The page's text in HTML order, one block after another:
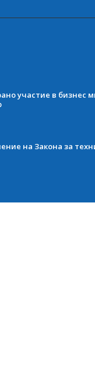
участие в бизнес
на Закона за